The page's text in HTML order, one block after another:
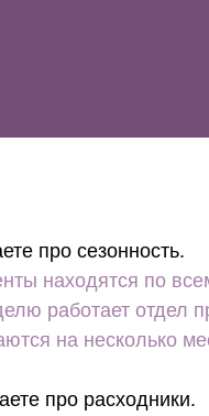
про сезонность.
находятся по
работает отдел
на несколько
про расходники.